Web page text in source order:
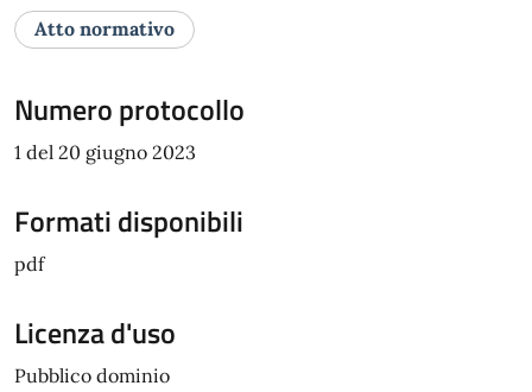
Atto normativo
Numero protocollo
1 del 20 giugno 2023
Formati disponibili
pdf
Licenza d'uso
Pubblico dominio